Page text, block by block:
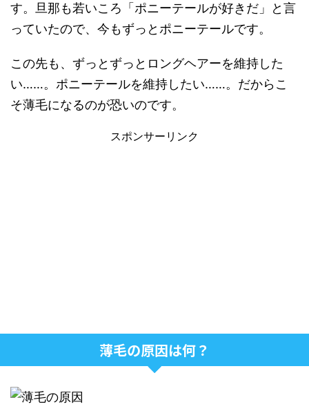
す。旦那も若いころ「ポニーテールが好きだ」と言
っていたので、今もずっとポニーテールです。
この先も、ずっとずっとロングヘアーを維持した
い……。ポニーテールを維持したい……。だからこ
そ薄毛になるのが恐いのです。
スポンサーリンク
薄毛の原因は何？